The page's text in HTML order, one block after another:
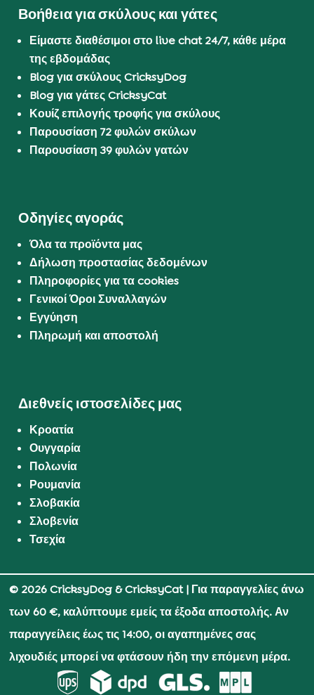
Βοήθεια για σκύλους και γάτες
Είμαστε διαθέσιμοι στο live chat 24/7, κάθε μέρα
της εβδομάδας
Blog για σκύλους CricksyDog
Blog για γάτες CricksyCat
Κουίζ επιλογής τροφής για σκύλους
Παρουσίαση 72 φυλών σκύλων
Παρουσίαση 39 φυλών γατών
Οδηγίες αγοράς
Όλα τα προϊόντα μας
Δήλωση προστασίας δεδομένων
Πληροφορίες για τα cookies
Γενικοί Όροι Συναλλαγών
Εγγύηση
Πληρωμή και αποστολή
Διεθνείς ιστοσελίδες μας
Κροατία
Ουγγαρία
Πολωνία
Ρουμανία
Σλοβακία
Σλοβενία
Τσεχία
© 2026 CricksyDog & CricksyCat| Για παραγγελίες άνω
των 60 €, καλύπτουμε εμείς τα έξοδα αποστολής. Αν
παραγγείλεις έως τις 14:00, οι αγαπημένες σας
λιχουδιές μπορεί να φτάσουν ήδη την επόμενη μέρα.